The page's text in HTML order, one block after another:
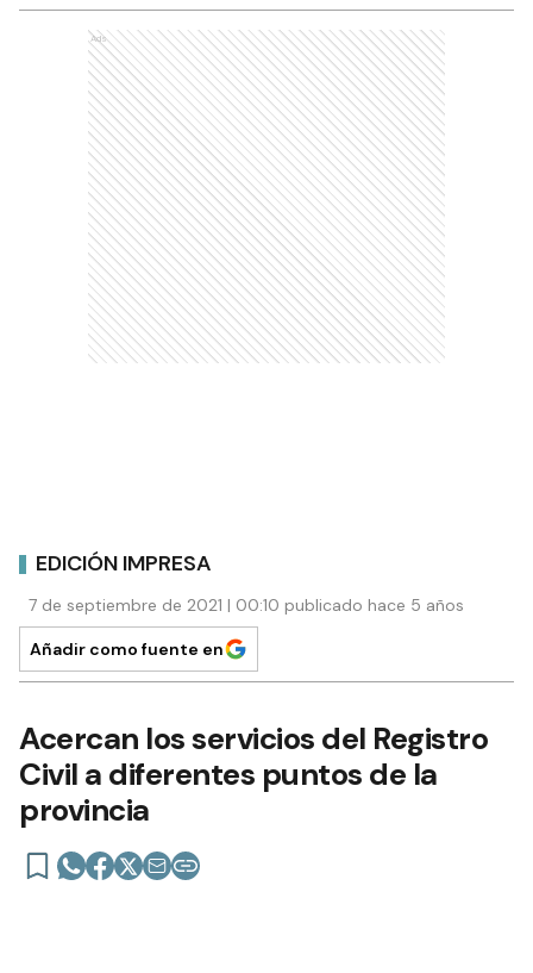
Ads
EDICIÓN IMPRESA
7 de septiembre de 2021 | 00:10 publicado hace 5 años
Añadir como fuente en
Acercan los servicios del Registro
Civil a diferentes puntos de la
provincia